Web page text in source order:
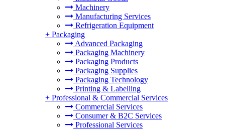
Machinery
Manufacturing Services
Refrigeration Equipment
+ Packaging
Advanced Packaging
Packaging Machinery
Packaging Products
Packaging Supplies
Packaging Technology
Printing & Labelling
+ Professional & Commercial Services
Commercial Services
Consumer & B2C Services
Professional Services